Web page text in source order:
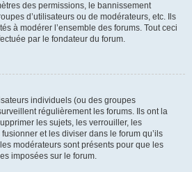
des permissions, le bannissement
d’utilisateurs ou de modérateurs, etc. Ils
à modérer l’ensemble des forums. Tout ceci
par le fondateur du forum.
individuels (ou des groupes
régulièrement les forums. Ils ont la
les sujets, les verrouiller, les
et les diviser dans le forum qu’ils
modérateurs sont présents pour que les
imposées sur le forum.